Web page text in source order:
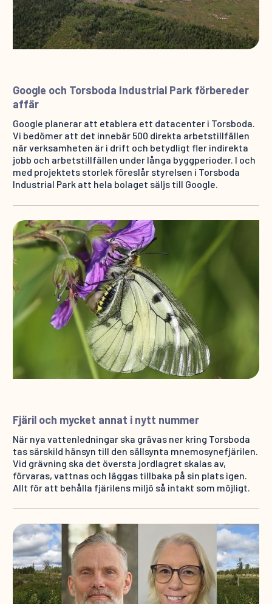
Google och Torsboda Industrial Park förbereder
affär
Google planerar att etablera ett datacenter i Torsboda.
Vi bedömer att det innebär 500 direkta arbetstillfällen
när verksamheten är i drift och betydligt fler indirekta
jobb och arbetstillfällen under långa byggperioder. I och
med projektets storlek föreslår styrelsen i Torsboda
Industrial Park att hela bolaget säljs till Google.
Fjäril och mycket annat i nytt nummer
När nya vattenledningar ska grävas ner kring Torsboda
tas särskild hänsyn till den sällsynta mnemosynefjärilen.
Vid grävning ska det översta jordlagret skalas av,
förvaras, vattnas och läggas tillbaka på sin plats igen.
Allt för att behålla fjärilens miljö så intakt som möjligt.